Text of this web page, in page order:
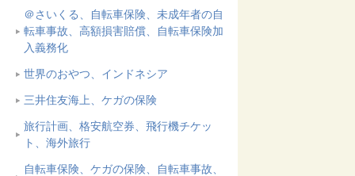
＠さいくる、自転車保険、未成年者の自
転車事故、高額損害賠償、自転車保険加
入義務化
世界のおやつ、インドネシア
三井住友海上、ケガの保険
旅行計画、格安航空券、飛行機チケッ
ト、海外旅行
自転車保険、ケガの保険、自転車事故、